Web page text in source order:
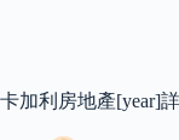
卡加利房地產[year]